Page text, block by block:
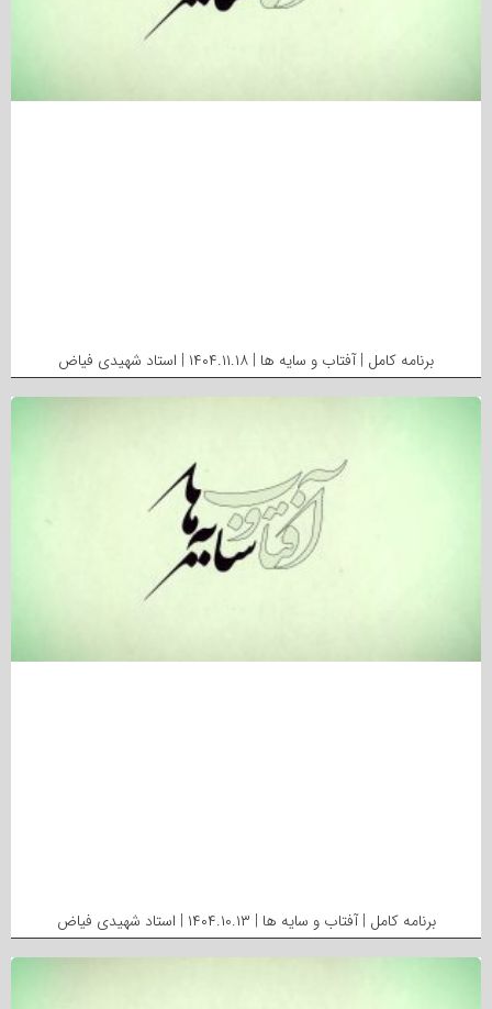
برنامه کامل | آفتاب و سایه ها | ۱۴۰۴.۱۱.۱۸ | استاد شهیدی فیاض
برنامه کامل | آفتاب و سایه ها | ۱۴۰۴.۱۰.۱۳ | استاد شهیدی فیاض